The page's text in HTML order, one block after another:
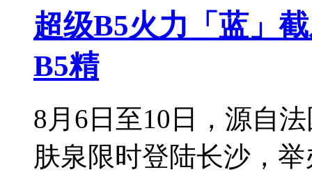
超级B5火力「蓝」
B5精
8月6日至10日，源自
肤泉限时登陆长沙，